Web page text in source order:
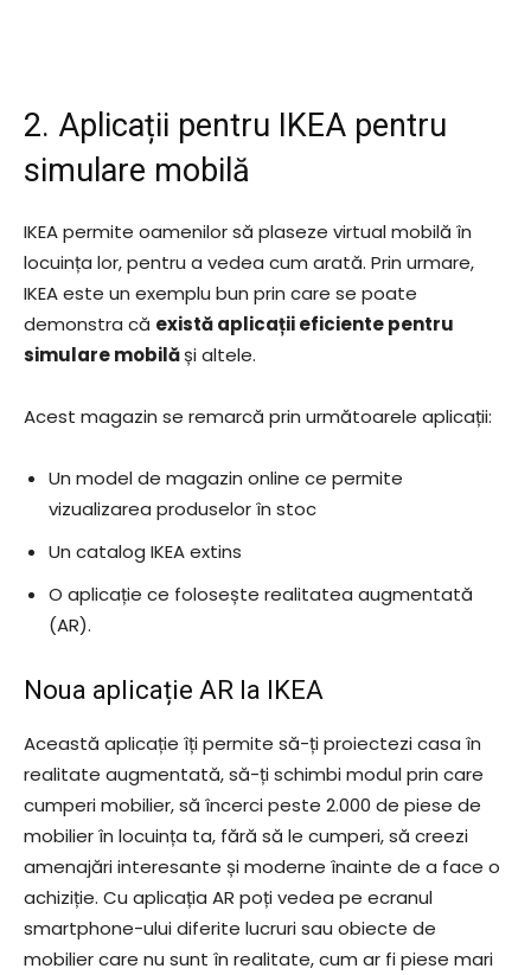
2. Aplicații pentru IKEA pentru
simulare mobilă
IKEA permite oamenilor să plaseze virtual mobilă în
locuința lor, pentru a vedea cum arată. Prin urmare,
IKEA este un exemplu bun prin care se poate
demonstra că există aplicații eficiente pentru
simulare mobilăși altele.
Acest magazin se remarcă prin următoarele aplicații:
Un model de magazin online ce permite
vizualizarea produselor în stoc
Un catalog IKEA extins
O aplicație ce folosește realitatea augmentată
(AR).
Noua aplicație AR la IKEA
Această aplicație îți permite să-ți proiectezi casa în
realitate augmentată, să-ți schimbi modul prin care
cumperi mobilier, să încerci peste 2.000 de piese de
mobilier în locuința ta, fără să le cumperi, să creezi
amenajări interesante și moderne înainte de a face o
achiziție. Cu aplicația AR poți vedea pe ecranul
smartphone-ului diferite lucruri sau obiecte de
mobilier care nu sunt în realitate, cum ar fi piese mari